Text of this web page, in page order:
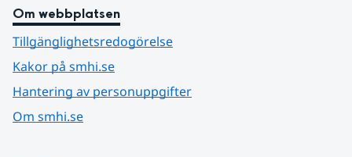
Om webbplatsen
Tillgänglighetsredogörelse
Kakor på smhi.se
Hantering av personuppgifter
Om smhi.se